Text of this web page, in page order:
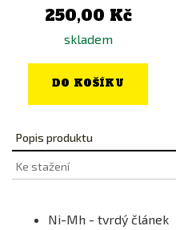
250,00 Kč
skladem
DO KOŠÍKU
Popis produktu
Ke stažení
Ni-Mh - tvrdý článek